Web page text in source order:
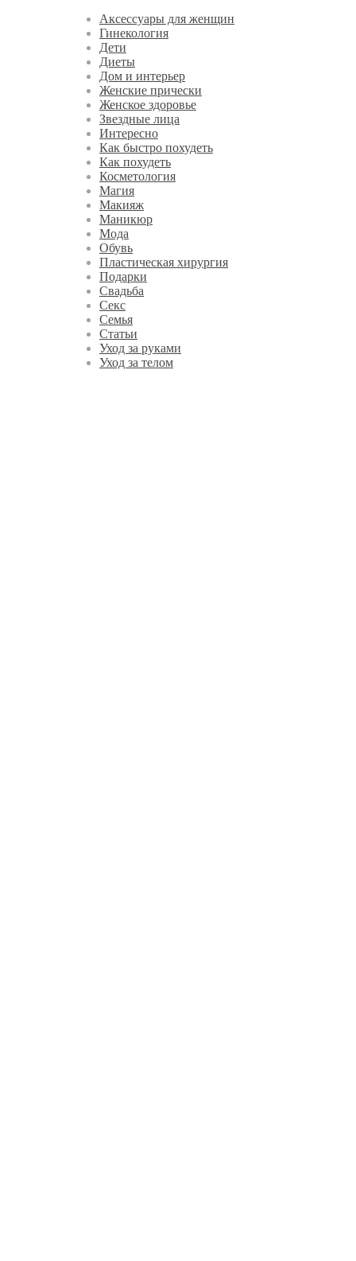
Аксессуары для женщин
Гинекология
Дети
Диеты
Дом и интерьер
Женские прически
Женское здоровье
Звездные лица
Интересно
Как быстро похудеть
Как похудеть
Косметология
Магия
Макияж
Маникюр
Мода
Обувь
Пластическая хирургия
Подарки
Свадьба
Секс
Семья
Статьи
Уход за руками
Уход за телом